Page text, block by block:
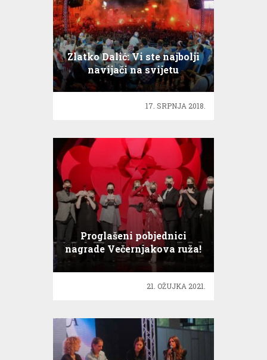
Zlatko Dalić: Vi ste najbolji
navijači na svijetu
17. SRPNJA 2018.
Proglašeni pobjednici
nagrade Večernjakova ruža!
21. OŽUJKA 2021.